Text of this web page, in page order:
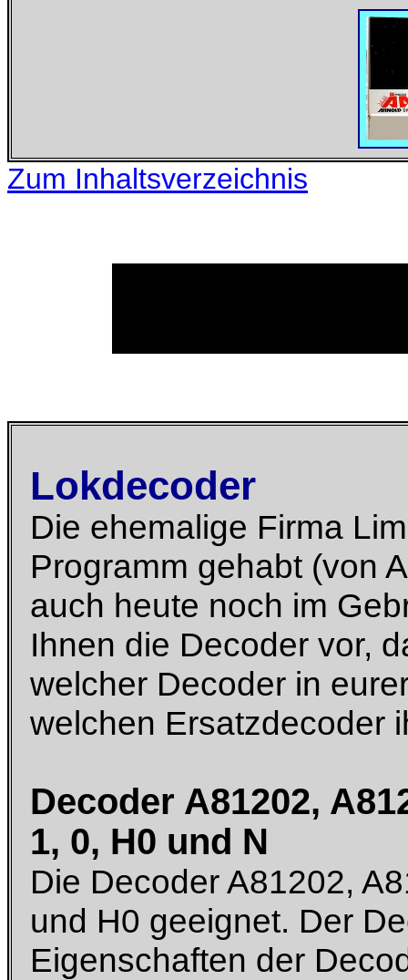
Zum Inhaltsverzeichnis
Lokdecoder
Die ehemalige Firma
Programm gehabt (von
auch heute noch im
Ihnen die Decoder vor,
welcher Decoder in
welchen Ersatzdecoder
Decoder A81202,
1, 0, H0 und N
Die Decoder A81202,
und H0 geeignet. Der
Eigenschaften der